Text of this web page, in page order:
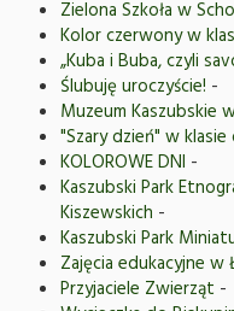
Zielona Szkoła w
Kolor czerwony w
„Kuba i Buba, czyli
Ślubuję uroczyście! -
Muzeum Kaszubskie
"Szary dzień" w klasie
KOLOROWE DNI -
Kaszubski Park
Kiszewskich -
Kaszubski Park
Zajęcia edukacyjne w
Przyjaciele Zwierząt -